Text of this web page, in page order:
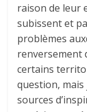
raison de leur
subissent et
problèmes
renversement
certains
question, mais
sources